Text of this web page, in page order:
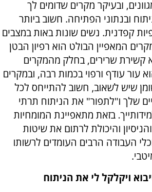
ובעיקר מקרים שדומים לך
ובנתוני הפתיחה. חשוב ביותר
קפדנית. נשים שונות באות במצבים
המאפיין הבולט הוא רפיון הבטן
קשירת שרירים, בחלק מהמקרים
עור עודף ורפוי בכמות רבה, ובמקרים
שיש לשאוב, חשוב להתייחס לכל
שלך ו"לתפור" את הניתוח תרתי
בזאת מתאפיינת המומחיות
והיכולת לרתום את שיטות
העבודה הרבים העומדים לרשותו
ויקלקל לי את הניתוח